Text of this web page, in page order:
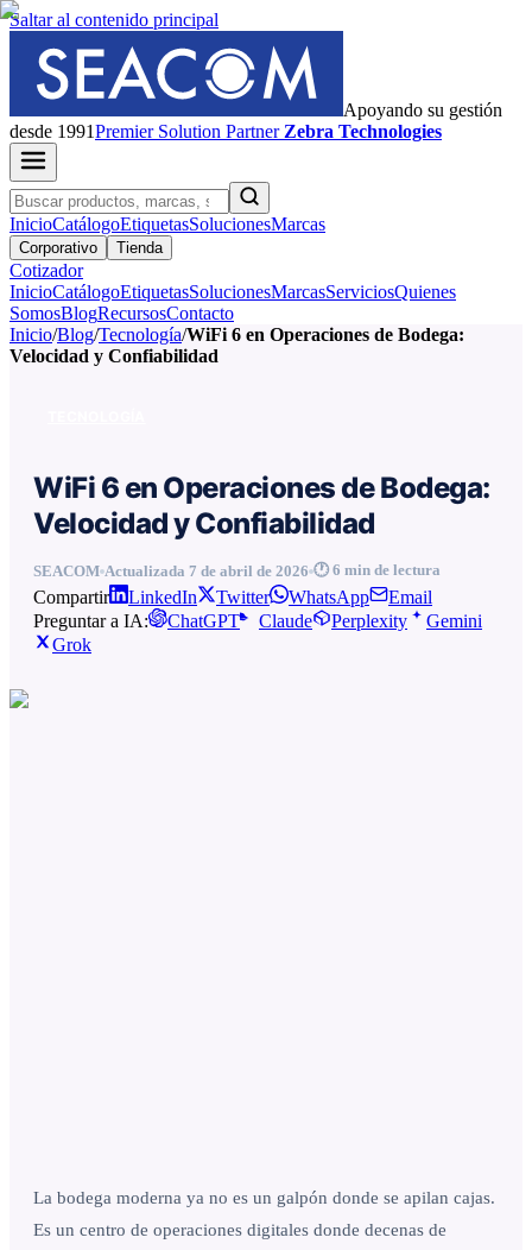
Saltar al contenido principal
Apoyando su gestión
desde 1991PremierSolution Partner Zebra Technologies
InicioCatálogoEtiquetasSolucionesMarcas
Corporativo Tienda
Cotizador
InicioCatálogoEtiquetasSolucionesMarcasServiciosQuienes
SomosBlogRecursosContacto
Inicio/Blog/Tecnología/WiFi 6 en Operaciones de Bodega:
Velocidad y Confiabilidad
WiFi 6 en Operaciones de Bodega:
Velocidad y Confiabilidad
SEACOM Actualizada 7 de abril de 2026 🕐 6 min de lectura
Compartir LinkedIn Twitter WhatsApp
Email
Preguntar a IA:
ChatGPT Claude Perplexity
Gemini
Grok
La bodega moderna ya no es un galpón donde se apilan cajas.
Es un centro de operaciones digitales donde decenas de